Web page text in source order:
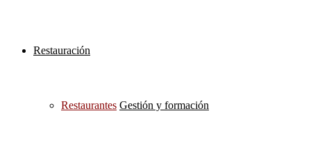
Restauración
Restaurantes Gestión y formación